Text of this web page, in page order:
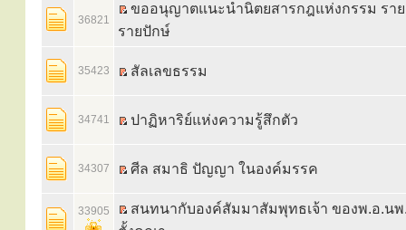
36821
ขออนุญาตแนะนำนิตยสารกฎแห่งกรรม ราย
รายปักษ์
35423 สัลเลขธรรม
34741 ปาฏิหาริย์แห่งความรู้สึกตัว
34307 ศีล สมาธิ ปัญญา ในองค์มรรค
33905
สนทนากับองค์สัมมาสัมพุทธเจ้า ของพ.อ.น